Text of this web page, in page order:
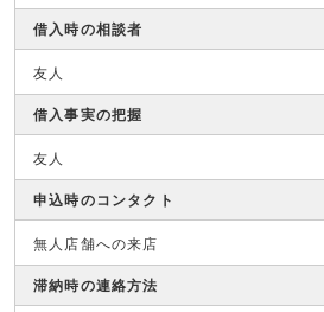
借入時の相談者
友人
借入事実の把握
友人
申込時のコンタクト
無人店舗への来店
滞納時の連絡方法